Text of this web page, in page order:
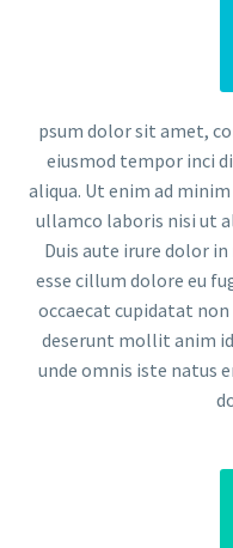
psum dolor sit amet,
eiusmod tempor inci
aliqua. Ut enim ad
ullamco laboris nisi ut
Duis aute irure dolor
esse cillum dolore eu
occaecat cupidatat
deserunt mollit anim
unde omnis iste natus